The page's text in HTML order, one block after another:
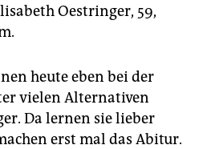
Oestringer, 59,
heute eben bei der
vielen Alternativen
Da lernen sie lieber
erst mal das Abitur.